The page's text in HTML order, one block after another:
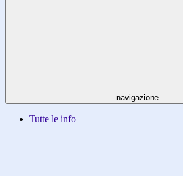
navigazione
Tutte le info